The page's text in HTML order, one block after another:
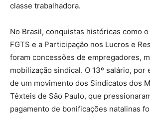
classe trabalhadora.
No Brasil, conquistas históricas como o
FGTS e a Participação nos Lucros e
foram concessões de empregadores,
mobilização sindical. O 13º salário, por
de um movimento dos Sindicatos dos
Têxteis de São Paulo, que
pagamento de bonificações natalinas